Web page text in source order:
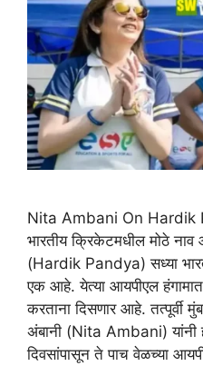
Nita Ambani On Hardik
भारतीय क्रिकेटमधील मोठे नाव
(Hardik Pandya) सध्या
एक आहे. येत्या आयपीएल
करताना दिसणार आहे. तत्पूर्वी
अंबानी (Nita Ambani) यांनी
दिवसांपासून ते पाच वेळच्या